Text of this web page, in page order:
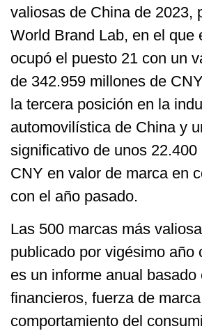
valiosas de China de 2023,
World Brand Lab, en el que
ocupó el puesto 21 con un
de 342.959 millones de
la tercera posición en la
automovilística de China y
significativo de unos 22.400
CNY en valor de marca en
con el año pasado.
Las 500 marcas más
publicado por vigésimo año
es un informe anual basado
financieros, fuerza de
comportamiento del